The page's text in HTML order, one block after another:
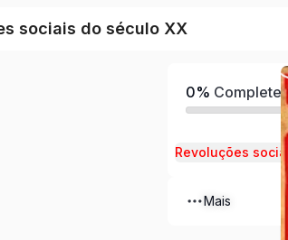
sociais do século XX
0% Completed
Mais